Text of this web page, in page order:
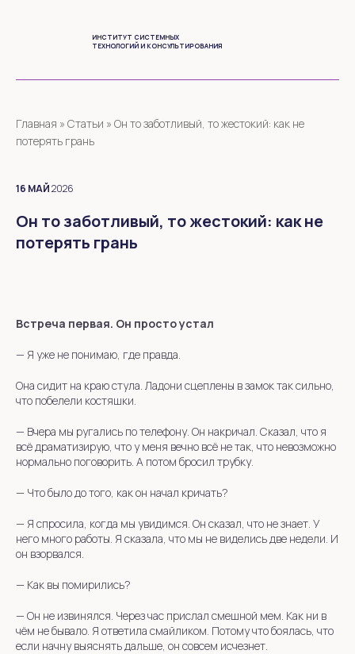
ИНСТИТУТ СИСТЕМНЫХ
ТЕХНОЛОГИЙ И КОНСУЛЬТИРОВАНИЯ
Главная » Статьи » Он то заботливый, то жестокий: как не
потерять грань
16 МАЙ2026
Он то заботливый, то жестокий: как не
потерять грань
Встреча первая. Он просто устал
— Я уже не понимаю, где правда.
Она сидит на краю стула. Ладони сцеплены в замок так сильно,
что побелели костяшки.
— Вчера мы ругались по телефону. Он накричал. Сказал, что я
всё драматизирую, что у меня вечно всё не так, что невозможно
нормально поговорить. А потом бросил трубку.
— Что было до того, как он начал кричать?
— Я спросила, когда мы увидимся. Он сказал, что не знает. У
него много работы. Я сказала, что мы не виделись две недели. И
он взорвался.
— Как вы помирились?
— Он не извинялся. Через час прислал смешной мем. Как ни в
чём не бывало. Я ответила смайликом. Потому что боялась, что
если начну выяснять дальше, он совсем исчезнет.